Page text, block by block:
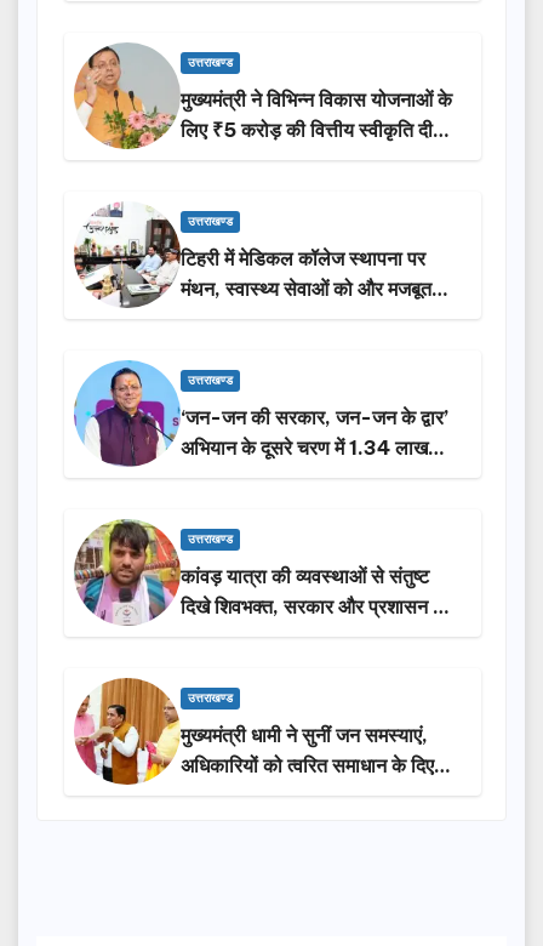
उत्तराखण्ड
मुख्यमंत्री ने विभिन्न विकास योजनाओं के
लिए ₹5 करोड़ की वित्तीय स्वीकृति दी…
उत्तराखण्ड
टिहरी में मेडिकल कॉलेज स्थापना पर
मंथन, स्वास्थ्य सेवाओं को और मजबूत
करेगी सरकार: मुख्यमंत्री धामी…
उत्तराखण्ड
‘जन-जन की सरकार, जन-जन के द्वार’
अभियान के दूसरे चरण में 1.34 लाख
लोगों की भागीदारी…
उत्तराखण्ड
कांवड़ यात्रा की व्यवस्थाओं से संतुष्ट
दिखे शिवभक्त, सरकार और प्रशासन की
सराहना…
उत्तराखण्ड
मुख्यमंत्री धामी ने सुनीं जन समस्याएं,
अधिकारियों को त्वरित समाधान के दिए
निर्देश